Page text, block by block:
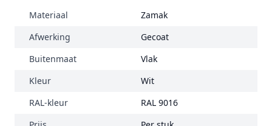
Materiaal
Zamak
Afwerking
Gecoat
Buitenmaat
Vlak
Kleur
Wit
RAL-kleur
RAL 9016